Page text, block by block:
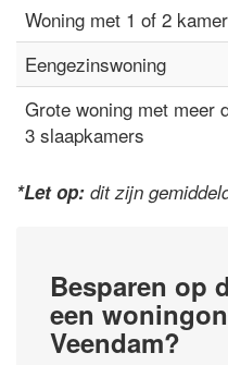
Woning met 1 of 2
Eengezinswoning
Grote woning met meer
3 slaapkamers
*Let op: dit zijn
Besparen op
een
Veendam?